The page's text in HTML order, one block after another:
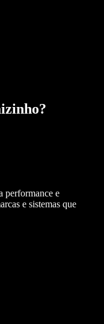
?
performance e
e sistemas que